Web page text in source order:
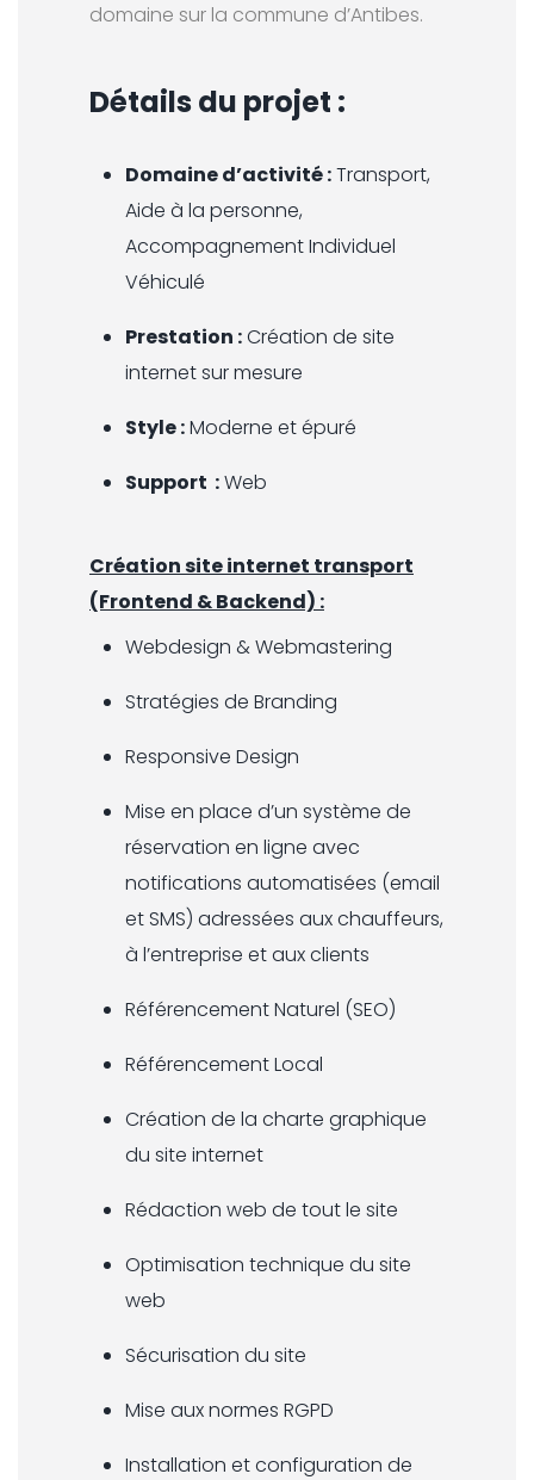
domaine sur la commune d’Antibes.
Détails du projet :
Domaine d’activité :Transport,
Aide à la personne,
Accompagnement Individuel
Véhiculé
Prestation :Création de site
internet sur mesure
Style :Moderne et épuré
Support :Web
Création site internet transport
(Frontend & Backend) :
Webdesign & Webmastering
Stratégies de Branding
Responsive Design
Mise en place d’un système de
réservation en ligne avec
notifications automatisées (email
et SMS) adressées aux chauffeurs,
à l’entreprise et aux clients
Référencement Naturel (SEO)
Référencement Local
Création de la charte graphique
du site internet
Rédaction web de tout le site
Optimisation technique du site
web
Sécurisation du site
Mise aux normes RGPD
Installation et configuration de